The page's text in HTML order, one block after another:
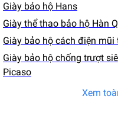
Giày bảo hộ Hans
Giày thể thao bảo hộ Hàn
Giày bảo hộ cách điện
Giày bảo hộ chống trượt
Picaso
Xem